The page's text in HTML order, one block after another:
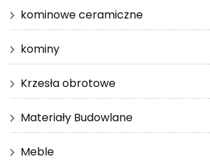
kominowe ceramiczne
kominy
Krzesła obrotowe
Materiały Budowlane
Meble